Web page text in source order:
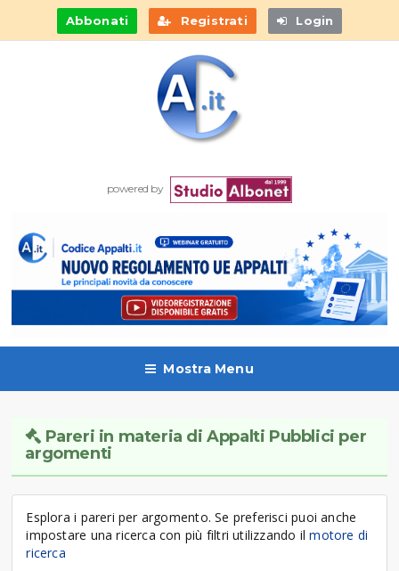
Abbonati Registrati Login
powered by
Mostra Menu
Pareri in materia di Appalti Pubblici per
argomenti
Esplora i pareri per argomento. Se preferisci puoi anche
impostare una ricerca con più filtri utilizzando ilmotore di
ricerca